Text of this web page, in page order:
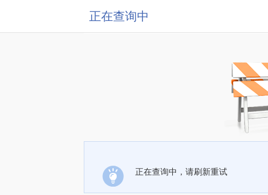
正在查询中
正在查询中，请刷新重试